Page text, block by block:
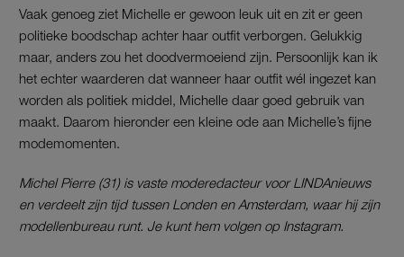
Vaak genoeg ziet Michelle er gewoon leuk uit en zit er geen
politieke boodschap achter haar outfit verborgen. Gelukkig
maar, anders zou het doodvermoeiend zijn. Persoonlijk kan ik
het echter waarderen dat wanneer haar outfit wél ingezet kan
worden als politiek middel, Michelle daar goed gebruik van
maakt. Daarom hieronder een kleine ode aan Michelle’s fijne
modemomenten.
Michel Pierre (31) is vaste moderedacteur voor LINDAnieuws
en verdeelt zijn tijd tussen Londen en Amsterdam, waar hij zijn
modellenbureau runt. Je kunt hem volgen op Instagram.